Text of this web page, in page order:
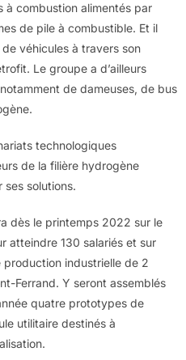
à combustion alimentés par
de pile à combustible. Et il
véhicules à travers son
Le groupe a d’ailleurs
de dameuses, de bus
technologiques
de la filière hydrogène
ses solutions.
dès le printemps 2022 sur le
atteindre 130 salariés et sur
production industrielle de 2
Ferrand. Y seront assemblés
quatre prototypes de
utilitaire destinés à